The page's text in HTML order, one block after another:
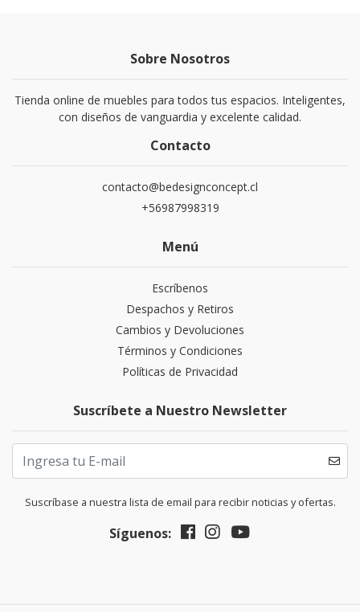
Sobre Nosotros
Tienda online de muebles para todos tus espacios. Inteligentes,
con diseños de vanguardia y excelente calidad.
Contacto
contacto@bedesignconcept.cl
+56987998319
Menú
Escríbenos
Despachos y Retiros
Cambios y Devoluciones
Términos y Condiciones
Políticas de Privacidad
Suscríbete a Nuestro Newsletter
Suscríbase a nuestra lista de email para recibir noticias y ofertas.
Síguenos: